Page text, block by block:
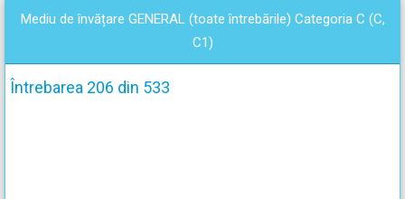
Mediu de învățare GENERAL (toate întrebările) Categoria C (C,
C1)
Întrebarea 206 din 533